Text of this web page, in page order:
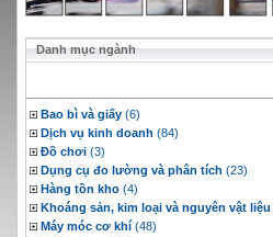
Danh mục ngành
Bao bì và giấy (6)
Dịch vụ kinh doanh (84)
Đồ chơi (3)
Dụng cụ đo lường và phân tích (23)
Hàng tồn kho (4)
Khoáng sản, kim loại và nguyên vật liệu
Máy móc cơ khí (48)